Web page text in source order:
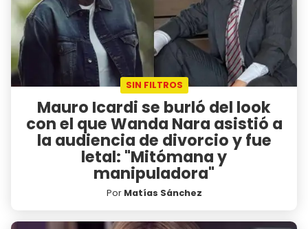
SIN FILTROS
Mauro Icardi se burló del look
con el que Wanda Nara asistió a
la audiencia de divorcio y fue
letal: "Mitómana y
manipuladora"
Por Matías Sánchez